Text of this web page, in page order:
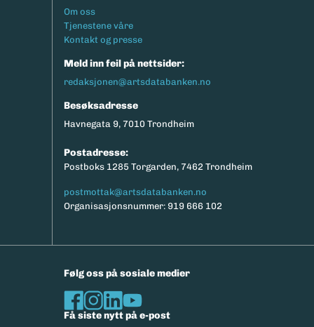
Footermeny
Om oss
Tjenestene våre
Kontakt og presse
Meld inn feil på nettsider:
redaksjonen@artsdatabanken.no
Besøksadresse
Havnegata 9, 7010 Trondheim
Postadresse:
Postboks 1285 Torgarden, 7462 Trondheim
postmottak@artsdatabanken.no
Organisasjonsnummer: 919 666 102
Følg oss på sosiale medier
Få siste nytt på e-post